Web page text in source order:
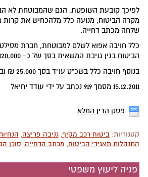
לפיכך קובעת השופטת, הגם שהמבוטחת לא
מקרה הביטוח, מנועה כלל מלהכחיש את
שלחה מכתב דחייה.
כלל חויבה אפוא לשלם למבוטחת, חברת
הביטוח בגין גניבת המשאית בסך של כ- 120,000 ₪.
בנוסף חויבה כלל בשכ"ט עו"ד בסך 25,000 ₪ ובהחזר הוצאות המשפט.
15.12.2011 מסמך 919 נכתב על ידי עודד יחיאל
פסק הדין המלא
קטגוריות:ביטוח רכב מקיף,גניבה פריצה,
התנהלות תאגידי הביטוח, מכתב הדחייה, סוכן
פניה ליעוץ משפטי